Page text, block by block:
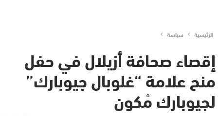
الرئيسية سياسة
إقصاء صحافة أزيلال في حفل
منح علامة “غلوبال جيوبارك”
لجيوبارك مْكون